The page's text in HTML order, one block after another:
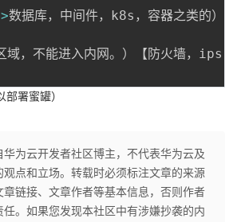
>数据库，中间件，k8s，容器之类的）【
域，不能进入内网。）【防火墙，ips
署蜜罐）
华为云开发者社区博主，不代表华为云及
点和立场。转载时必须标注文章的来源
章链接、文章作者等基本信息，否则作者
。如果您发现本社区中有涉嫌抄袭的内